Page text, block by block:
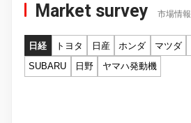
Market survey 市場情報
日経 トヨタ 日産 ホンダ マツダ
SUBARU
日野 ヤマハ発動機